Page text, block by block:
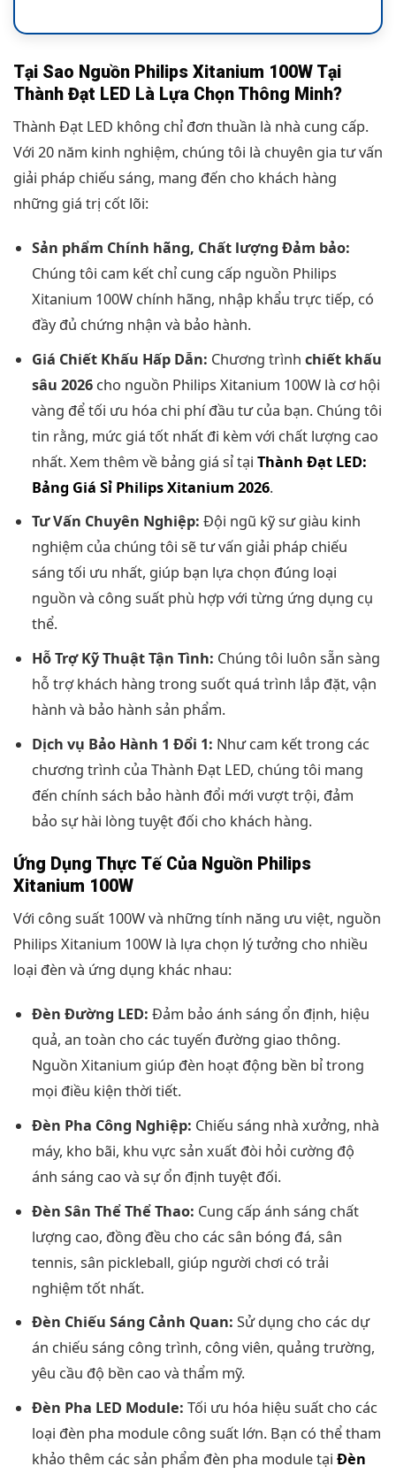
Tại Sao Nguồn Philips Xitanium 100W Tại
Thành Đạt LED Là Lựa Chọn Thông Minh?
Thành Đạt LED không chỉ đơn thuần là nhà cung cấp.
Với 20 năm kinh nghiệm, chúng tôi là chuyên gia tư vấn
giải pháp chiếu sáng, mang đến cho khách hàng
những giá trị cốt lõi:
Sản phẩm Chính hãng, Chất lượng Đảm bảo:
Chúng tôi cam kết chỉ cung cấp nguồn Philips
Xitanium 100W chính hãng, nhập khẩu trực tiếp, có
đầy đủ chứng nhận và bảo hành.
Giá Chiết Khấu Hấp Dẫn: Chương trìnhchiết khấu
sâu 2026 cho nguồn Philips Xitanium 100W là cơ hội
vàng để tối ưu hóa chi phí đầu tư của bạn. Chúng tôi
tin rằng, mức giá tốt nhất đi kèm với chất lượng cao
nhất. Xem thêm về bảng giá sỉ tạiThành Đạt LED:
Bảng Giá Sỉ Philips Xitanium 2026.
Tư Vấn Chuyên Nghiệp: Đội ngũ kỹ sư giàu kinh
nghiệm của chúng tôi sẽ tư vấn giải pháp chiếu
sáng tối ưu nhất, giúp bạn lựa chọn đúng loại
nguồn và công suất phù hợp với từng ứng dụng cụ
thể.
Hỗ Trợ Kỹ Thuật Tận Tình: Chúng tôi luôn sẵn sàng
hỗ trợ khách hàng trong suốt quá trình lắp đặt, vận
hành và bảo hành sản phẩm.
Dịch vụ Bảo Hành 1 Đổi 1: Như cam kết trong các
chương trình của Thành Đạt LED, chúng tôi mang
đến chính sách bảo hành đổi mới vượt trội, đảm
bảo sự hài lòng tuyệt đối cho khách hàng.
Ứng Dụng Thực Tế Của Nguồn Philips
Xitanium 100W
Với công suất 100W và những tính năng ưu việt, nguồn
Philips Xitanium 100W là lựa chọn lý tưởng cho nhiều
loại đèn và ứng dụng khác nhau:
Đèn Đường LED: Đảm bảo ánh sáng ổn định, hiệu
quả, an toàn cho các tuyến đường giao thông.
Nguồn Xitanium giúp đèn hoạt động bền bỉ trong
mọi điều kiện thời tiết.
Đèn Pha Công Nghiệp: Chiếu sáng nhà xưởng, nhà
máy, kho bãi, khu vực sản xuất đòi hỏi cường độ
ánh sáng cao và sự ổn định tuyệt đối.
Đèn Sân Thể Thể Thao: Cung cấp ánh sáng chất
lượng cao, đồng đều cho các sân bóng đá, sân
tennis, sân pickleball, giúp người chơi có trải
nghiệm tốt nhất.
Đèn Chiếu Sáng Cảnh Quan: Sử dụng cho các dự
án chiếu sáng công trình, công viên, quảng trường,
yêu cầu độ bền cao và thẩm mỹ.
Đèn Pha LED Module: Tối ưu hóa hiệu suất cho các
loại đèn pha module công suất lớn. Bạn có thể tham
khảo thêm các sản phẩm đèn pha module tạiĐèn